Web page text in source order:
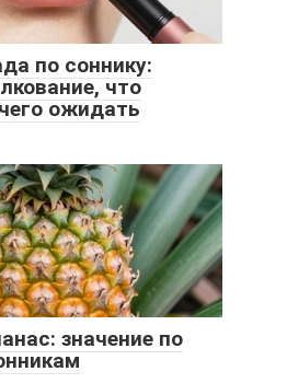
по соннику:
что
ожидать
значение по